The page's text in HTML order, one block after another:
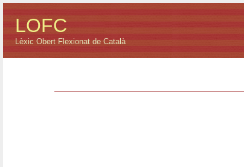
LOFC
Lèxic Obert Flexionat de Català